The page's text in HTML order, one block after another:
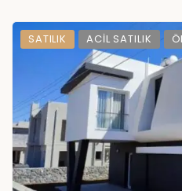
SATILIK ACIL SATILIK